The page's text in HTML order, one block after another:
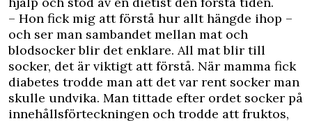
– Hon fick mig att förstå hur allt hängde ihop –
och ser man sambandet mellan mat och
blodsocker blir det enklare. All mat blir till
socker, det är viktigt att förstå. När mamma fick
diabetes trodde man att det var rent socker man
skulle undvika. Man tittade efter ordet socker på
innehållsförteckningen och trodde att fruktos,